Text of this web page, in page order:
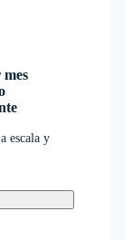
escala y